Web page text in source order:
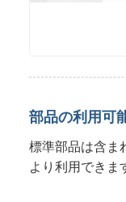
部品の利用可
標準部品は含ま
より利用できま